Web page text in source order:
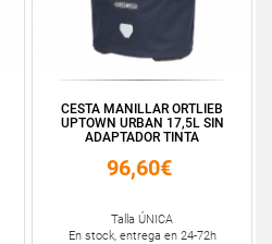
CESTA MANILLAR ORTLIEB
UPTOWN URBAN 17,5L SIN
ADAPTADOR TINTA
96,60€
Talla ÚNICA
En stock, entrega en 24-72h